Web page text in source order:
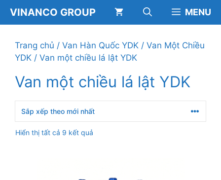
đến
dung
VINANCO GROUP MENU
Trang chủ / Van Hàn Quốc YDK / Van Một Chiều
YDK / Van một chiều lá lật YDK
Van một chiều lá lật YDK
Hiển thị tất cả 9 kết quả